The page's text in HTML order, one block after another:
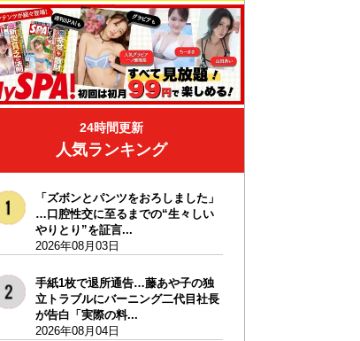
24時間更新
人気ランキング
「ズボンとパンツをおろしました」
…口腔性交に至るまでの“生々しい
やりとり”を証言...
2026年08月03日
手紙1枚で退所通告…藤あや子の独
立トラブルにバーニング二代目社長
が告白「実際の料...
2026年08月04日